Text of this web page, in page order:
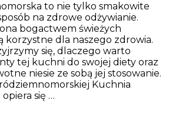
to nie tylko smakowite
na zdrowe odżywianie.
bogactwem świeżych
korzystne dla naszego zdrowia.
się, dlaczego warto
tej kuchni do swojej diety oraz
niesie ze sobą jej stosowanie.
Kuchnia
się …